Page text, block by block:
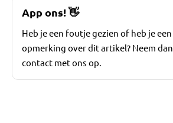
App ons!👋
Heb je een foutje gezien of heb je een
opmerking over dit artikel? Neem dan
contact met ons op.